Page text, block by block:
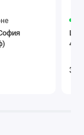
4-х
33